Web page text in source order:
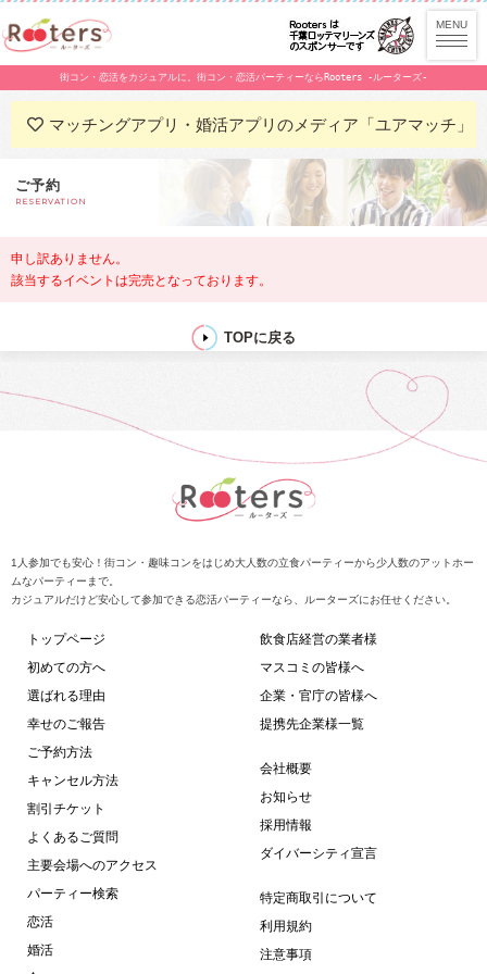
街コン・恋活をカジュアルに。街コン・恋活パーティーならRooters -ルーターズ-
マッチングアプリ・婚活アプリのメディア「ユアマッチ」
ご予約
RESERVATION
申し訳ありません。
該当するイベントは完売となっております。
TOPに戻る
1人参加でも安心！街コン・趣味コンをはじめ大人数の立食パーティーから少人数のアットホー
ムなパーティーまで。
カジュアルだけど安心して参加できる恋活パーティーなら、ルーターズにお任せください。
トップページ
初めての方へ
選ばれる理由
幸せのご報告
ご予約方法
キャンセル方法
割引チケット
よくあるご質問
主要会場へのアクセス
パーティー検索
恋活
婚活
飲食店経営の業者様
マスコミの皆様へ
企業・官庁の皆様へ
提携先企業様一覧
会社概要
お知らせ
採用情報
ダイバーシティ宣言
特定商取引について
利用規約
注意事項